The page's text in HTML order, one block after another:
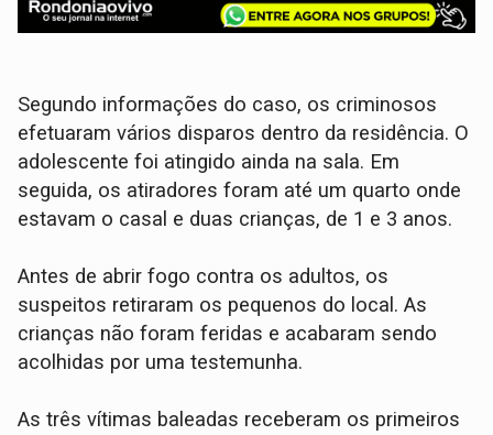
Segundo informações do caso, os criminosos
efetuaram vários disparos dentro da residência. O
adolescente foi atingido ainda na sala. Em
seguida, os atiradores foram até um quarto onde
estavam o casal e duas crianças, de 1 e 3 anos.
Antes de abrir fogo contra os adultos, os
suspeitos retiraram os pequenos do local. As
crianças não foram feridas e acabaram sendo
acolhidas por uma testemunha.
As três vítimas baleadas receberam os primeiros